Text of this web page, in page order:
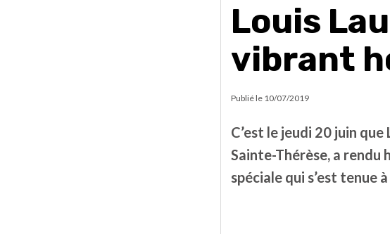
Louis
vibrant
Publié le 10/07/2019
C’est le jeudi 20 juin
Sainte-Thérèse, a rendu
spéciale qui s’est tenue